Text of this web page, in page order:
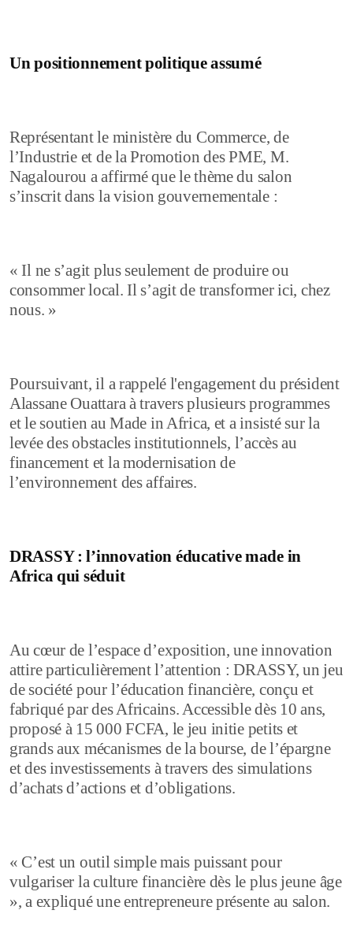
Un positionnement politique assumé
Représentant le ministère du Commerce, de
l’Industrie et de la Promotion des PME, M.
Nagalourou a affirmé que le thème du salon
s’inscrit dans la vision gouvernementale :
« Il ne s’agit plus seulement de produire ou
consommer local. Il s’agit de transformer ici, chez
nous. »
Poursuivant, il a rappelé l'engagement du président
Alassane Ouattara à travers plusieurs programmes
et le soutien au Made in Africa, et a insisté sur la
levée des obstacles institutionnels, l’accès au
financement et la modernisation de
l’environnement des affaires.
DRASSY : l’innovation éducative made in
Africa qui séduit
Au cœur de l’espace d’exposition, une innovation
attire particulièrement l’attention : DRASSY, un jeu
de société pour l’éducation financière, conçu et
fabriqué par des Africains. Accessible dès 10 ans,
proposé à 15 000 FCFA, le jeu initie petits et
grands aux mécanismes de la bourse, de l’épargne
et des investissements à travers des simulations
d’achats d’actions et d’obligations.
« C’est un outil simple mais puissant pour
vulgariser la culture financière dès le plus jeune âge
», a expliqué une entrepreneure présente au salon.